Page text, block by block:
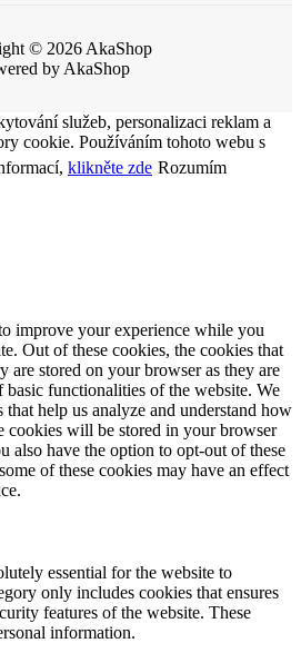
© 2026 AkaShop
by AkaShop
služeb, personalizaci reklam a
cookie. Používáním tohoto webu s
klikněte zde Rozumím
improve your experience while you
Out of these cookies, the cookies that
are stored on your browser as they are
functionalities of the website. We
help us analyze and understand how
cookies will be stored in your browser
also have the option to opt-out of these
of these cookies may have an effect
essential for the website to
only includes cookies that ensures
features of the website. These
information.